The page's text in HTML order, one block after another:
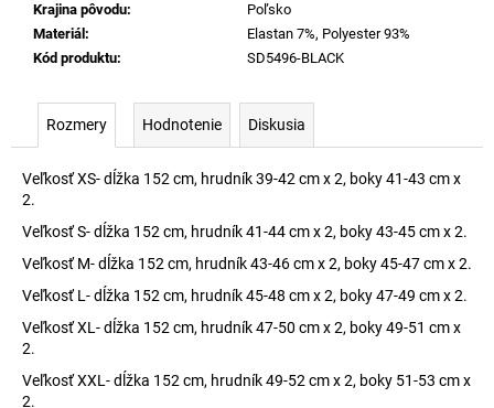
Krajina pôvodu:
Poľsko
Materiál :
Elastan 7%, Polyester 93%
Kód produktu: SD5496-BLACK
Rozmery Hodnotenie Diskusia
Veľkosť XS- dĺžka 152 cm, hrudník 39-42 cm x 2, boky 41-43 cm x
2.
Veľkosť S- dĺžka 152 cm, hrudník 41-44 cm x 2, boky 43-45 cm x 2.
Veľkosť M- dĺžka 152 cm, hrudník 43-46 cm x 2, boky 45-47 cm x 2.
Veľkosť L- dĺžka 152 cm, hrudník 45-48 cm x 2, boky 47-49 cm x 2.
Veľkosť XL- dĺžka 152 cm, hrudník 47-50 cm x 2, boky 49-51 cm x
2.
Veľkosť XXL- dĺžka 152 cm, hrudník 49-52 cm x 2, boky 51-53 cm x
2.